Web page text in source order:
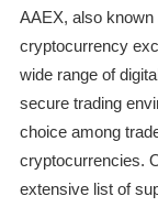
AAEX, also known
cryptocurrency
wide range of
secure trading
choice among
cryptocurrencies.
extensive list of